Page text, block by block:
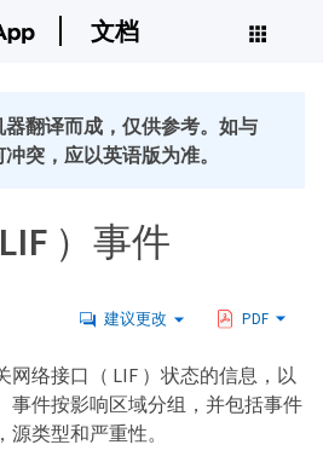
文档
翻译而成，仅供参考。如与
突，应以英语版为准。
）事件
建议更改 PDF
网络接口（ LIF ）状态的信息，以
事件按影响区域分组，并包括事件
类型和严重性。